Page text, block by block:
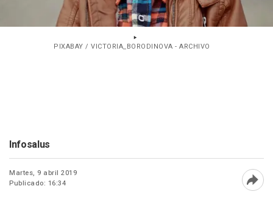
PIXABAY / VICTORIA_BORODINOVA - ARCHIVO
Infosalus
Martes, 9 abril 2019
Publicado: 16:34